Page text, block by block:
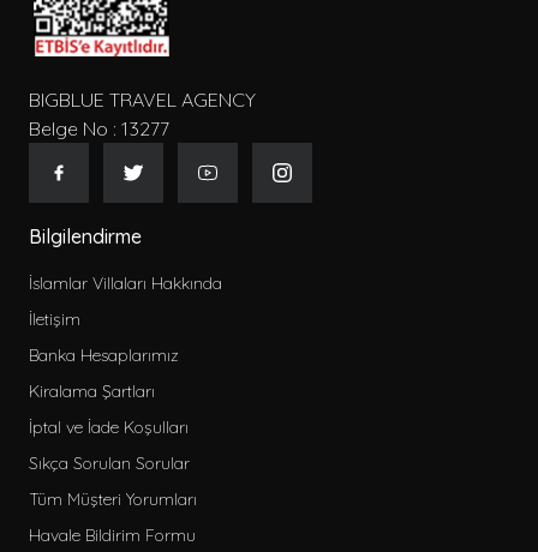
BIGBLUE TRAVEL AGENCY
Belge No : 13277
Bilgilendirme
İslamlar Villaları Hakkında
İletişim
Banka Hesaplarımız
Kiralama Şartları
İptal ve İade Koşulları
Sıkça Sorulan Sorular
Tüm Müşteri Yorumları
Havale Bildirim Formu